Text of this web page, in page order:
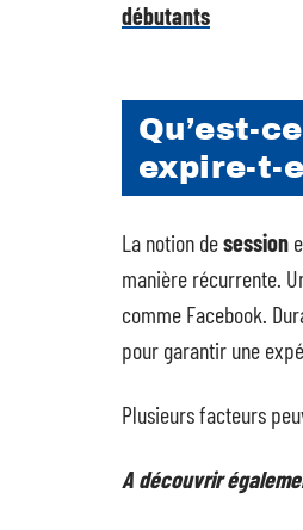
débutants
Qu’est-
expire-t-
La notion desession
manière récurrente.
comme Facebook.
pour garantir une
Plusieurs facteurs
A découvrir